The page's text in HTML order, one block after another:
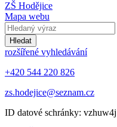
ZŠ Hodějice
Mapa webu
Hledat
rozšířené vyhledávání
+420 544 220 826
zs.hodejice@seznam.cz
ID datové schránky: vzhuw4j